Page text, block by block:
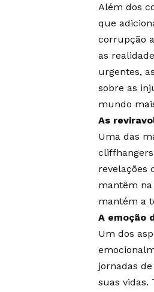
Além dos
que
corrupção
as
urgentes,
sobre as
mundo
As
Uma das
revelações
mantêm
mantém a
A emoção
Um dos
jornadas
suas vidas.